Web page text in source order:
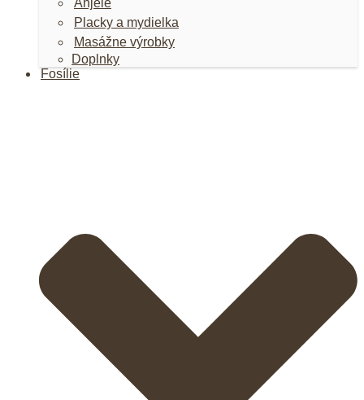
Placky a mydielka
Masážne výrobky
Doplnky
Fosílie